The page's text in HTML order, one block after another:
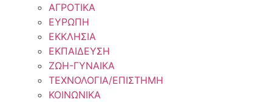
ΑΓΡΟΤΙΚΑ
ΕΥΡΩΠΗ
ΕΚΚΛΗΣΙΑ
ΕΚΠΑΙΔΕΥΣΗ
ΖΩΗ-ΓΥΝΑΙΚΑ
ΤΕΧΝΟΛΟΓΙΑ/ΕΠΙΣΤΗΜΗ
ΚΟΙΝΩΝΙΚΑ